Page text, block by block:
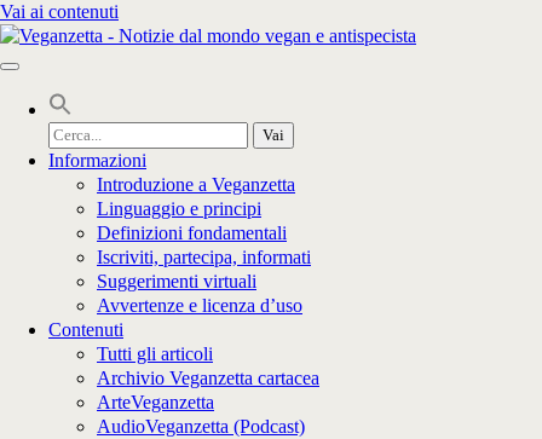
Vai ai contenuti
Cerca
per:
Informazioni
Introduzione a Veganzetta
Linguaggio e principi
Definizioni fondamentali
Iscriviti, partecipa, informati
Suggerimenti virtuali
Avvertenze e licenza d’uso
Contenuti
Tutti gli articoli
Archivio Veganzetta cartacea
ArteVeganzetta
AudioVeganzetta (Podcast)